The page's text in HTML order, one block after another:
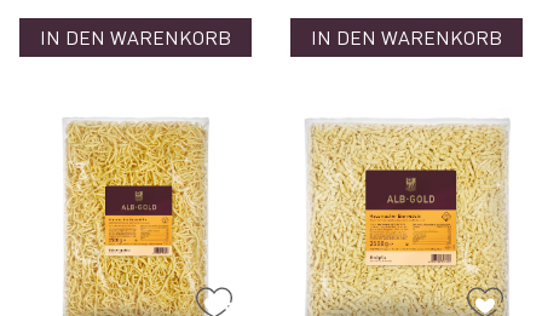
IN DEN WARENKORB IN DEN WARENKORB